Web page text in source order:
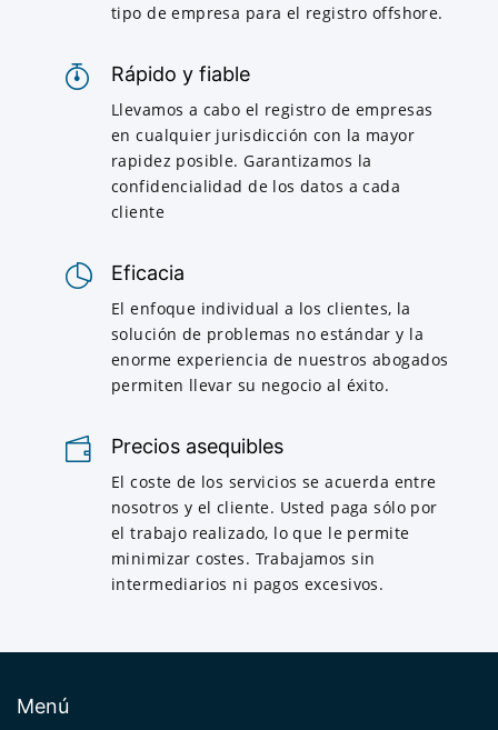
tipo de empresa para el registro offshore.
Rápido y fiable
Llevamos a cabo el registro de empresas
en cualquier jurisdicción con la mayor
rapidez posible. Garantizamos la
confidencialidad de los datos a cada
cliente
Eficacia
El enfoque individual a los clientes, la
solución de problemas no estándar y la
enorme experiencia de nuestros abogados
permiten llevar su negocio al éxito.
Precios asequibles
El coste de los servicios se acuerda entre
nosotros y el cliente. Usted paga sólo por
el trabajo realizado, lo que le permite
minimizar costes. Trabajamos sin
intermediarios ni pagos excesivos.
Menú